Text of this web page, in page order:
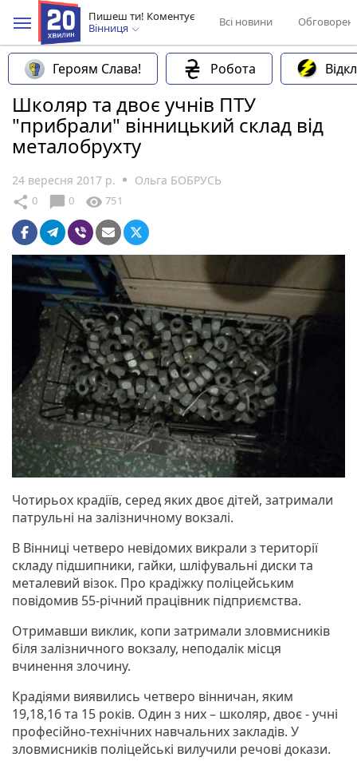
Пишеш ти! Коментує
Вінниця
Всі новини
Героям Слава! Робота
Школяр та двоє учнів ПТУ
"прибрали" вінницький склад від
металобрухту
24 вересня 2017 р. Ольга БОБРУСЬ
share 0 chat_bubble 0 visibility 751
Чотирьох крадіїв, серед яких двоє дітей, затримали
патрульні на залізничному вокзалі.
В Вінниці четверо невідомих викрали з території
складу підшипники, гайки, шліфувальні диски та
металевий візок. Про крадіжку поліцейським
повідомив 55-річний працівник підприємства.
Отримавши виклик, копи затримали зловмисників
біля залізничного вокзалу, неподалік місця
вчинення злочину.
Крадіями виявились четверо вінничан, яким
19,18,16 та 15 років. Один з них – школяр, двоє - учні
професійно-технічних навчальних закладів. У
зловмисників поліцейські вилучили речові докази.